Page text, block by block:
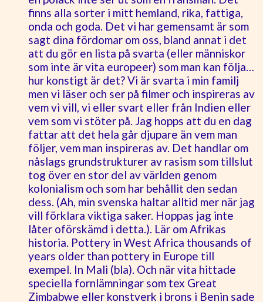
finns alla sorter i mitt hemland, rika, fattiga,
onda och goda. Det vi har gemensamt är som
sagt dina fördomar om oss, bland annat i det
att du gör en lista på svarta (eller människor
som inte är vita europeer) som man kan följa…
hur konstigt är det? Vi är svarta i min familj
men vi läser och ser på filmer och inspireras av
vem vi vill, vi eller svart eller från Indien eller
vem som vi stöter på. Jag hopps att du en dag
fattar att det hela går djupare än vem man
följer, vem man inspireras av. Det handlar om
nåslags grundstrukturer av rasism som tillslut
tog över en stor del av världen genom
kolonialism och som har behållit den sedan
dess. (Ah, min svenska haltar alltid mer när jag
vill förklara viktiga saker. Hoppas jag inte
låter oförskämd i detta.). Lär om Afrikas
historia. Pottery in West Africa thousands of
years older than pottery in Europe till
exempel. In Mali (bla). Och när vita hittade
speciella fornlämningar som tex Great
Zimbabwe eller konstverk i brons i Benin sade